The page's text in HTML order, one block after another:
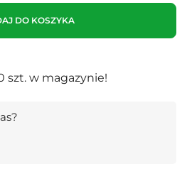
DO KOSZYKA
szt. w magazynie!